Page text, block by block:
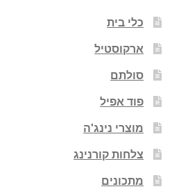
כלי בית
ארקוסטיל
סולתם
פוד אפיל
מוצרי נינג'ה
צלחות קורנינג
מתכונים